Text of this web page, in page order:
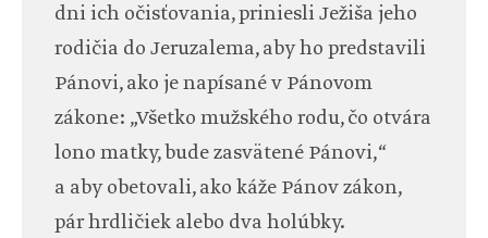
dni ich očisťovania, priniesli Ježiša jeho
rodičia do Jeruzalema, aby ho predstavili
Pánovi, ako je napísané v Pánovom
zákone: „Všetko mužského rodu, čo otvára
lono matky, bude zasvätené Pánovi,“
a aby obetovali, ako káže Pánov zákon,
pár hrdličiek alebo dva holúbky.